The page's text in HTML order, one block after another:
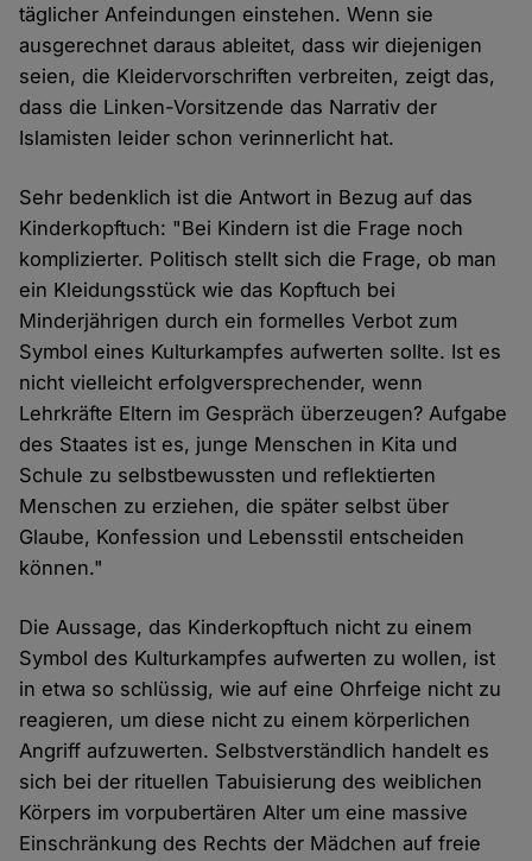
täglicher Anfeindungen einstehen. Wenn sie
ausgerechnet daraus ableitet, dass wir diejenigen
seien, die Kleidervorschriften verbreiten, zeigt das,
dass die Linken-Vorsitzende das Narrativ der
Islamisten leider schon verinnerlicht hat.
Sehr bedenklich ist die Antwort in Bezug auf das
Kinderkopftuch: "Bei Kindern ist die Frage noch
komplizierter. Politisch stellt sich die Frage, ob man
ein Kleidungsstück wie das Kopftuch bei
Minderjährigen durch ein formelles Verbot zum
Symbol eines Kulturkampfes aufwerten sollte. Ist es
nicht vielleicht erfolgversprechender, wenn
Lehrkräfte Eltern im Gespräch überzeugen? Aufgabe
des Staates ist es, junge Menschen in Kita und
Schule zu selbstbewussten und reflektierten
Menschen zu erziehen, die später selbst über
Glaube, Konfession und Lebensstil entscheiden
können."
Die Aussage, das Kinderkopftuch nicht zu einem
Symbol des Kulturkampfes aufwerten zu wollen, ist
in etwa so schlüssig, wie auf eine Ohrfeige nicht zu
reagieren, um diese nicht zu einem körperlichen
Angriff aufzuwerten. Selbstverständlich handelt es
sich bei der rituellen Tabuisierung des weiblichen
Körpers im vorpubertären Alter um eine massive
Einschränkung des Rechts der Mädchen auf freie